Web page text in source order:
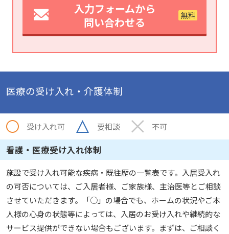
入力フォームから
問い合わせる
医療の受け入れ・介護体制
受け入れ可 要相談 不可
看護・医療受け入れ体制
施設で受け入れ可能な疾病・既往歴の一覧表です。入居受入れ
の可否については、ご入居者様、ご家族様、主治医等とご相談
させていただきます。「○」の場合でも、ホームの状況やご本
人様の心身の状態等によっては、入居のお受け入れや継続的な
サービス提供ができない場合もございます。まずは、ご相談く